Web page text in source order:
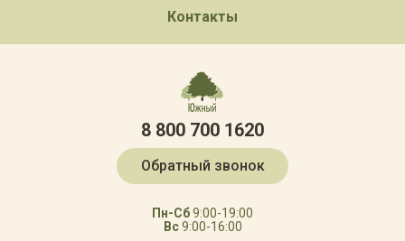
Контакты
8 800 700 1620
Обратный звонок
Пн-Сб9:00-19:00
Вс9:00-16:00